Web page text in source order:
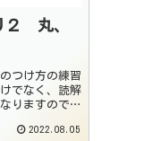
丸、
つけ方の練習
でなく、読解
りますので、
っこをつける
2022.08.05